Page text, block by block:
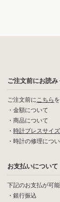
ご注文前にお読み
ご注文前にこちら
・ 金額について
・ 商品について
・ 時計ブレスサイ
・ 時計の修理につい
お支払いについて
下記のお支払が可能
・銀行振込